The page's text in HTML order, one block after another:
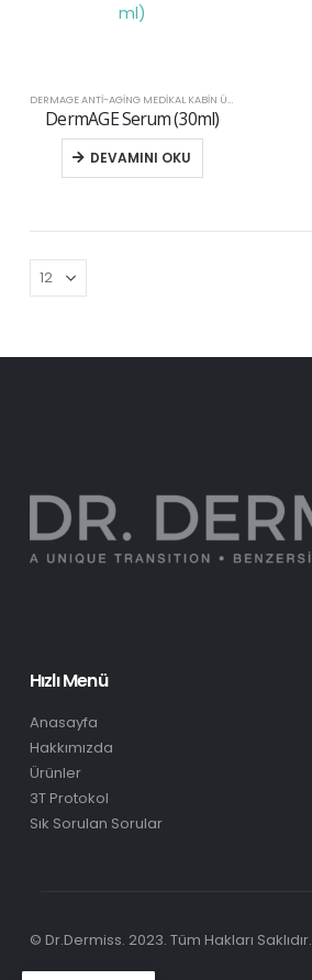
DERMAGE ANTI-AGING MEDIKAL KABIN ÜRÜNLERI
DermAGE Serum (30ml)
DEVAMINI OKU
Hızlı Menü
Anasayfa
Hakkımızda
Ürünler
3T Protokol
Sık Sorulan Sorular
© Dr.Dermiss. 2023. Tüm Hakları Saklıdır.